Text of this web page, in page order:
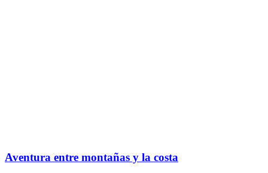
Aventura entre montañas y la costa